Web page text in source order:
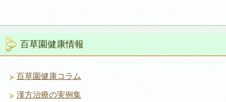
百草園健康情報
百草園健康コラム
漢方治療の実例集